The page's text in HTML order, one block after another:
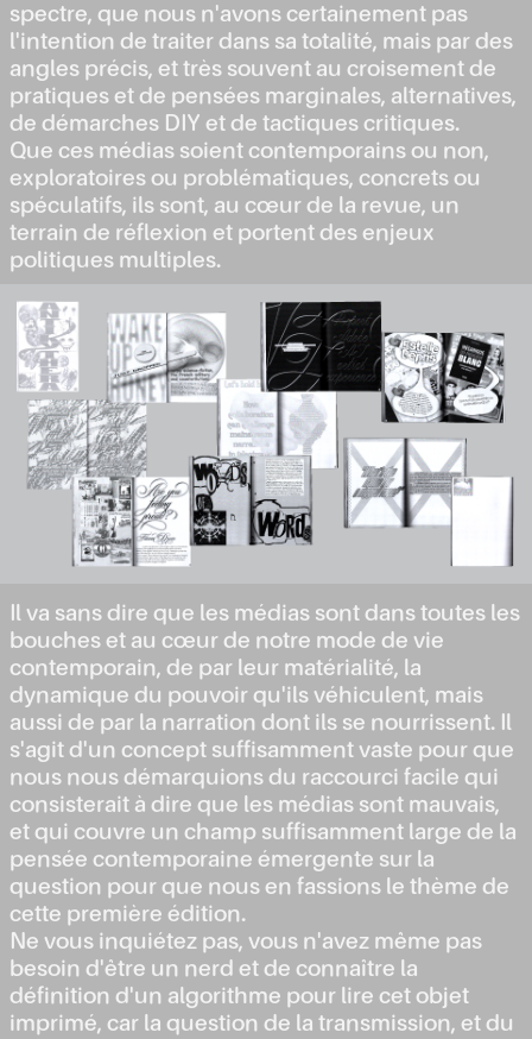
spectre, que nous n'avons certainement pas
l'intention de traiter dans sa totalité, mais par des
angles précis, et très souvent au croisement de
pratiques et de pensées marginales, alternatives,
de démarches DIY et de tactiques critiques.
Que ces médias soient contemporains ou non,
exploratoires ou problématiques, concrets ou
spéculatifs, ils sont, au cœur de la revue, un
terrain de réflexion et portent des enjeux
politiques multiples.
Il va sans dire que les médias sont dans toutes les
bouches et au cœur de notre mode de vie
contemporain, de par leur matérialité, la
dynamique du pouvoir qu'ils véhiculent, mais
aussi de par la narration dont ils se nourrissent. Il
s'agit d'un concept suffisamment vaste pour que
nous nous démarquions du raccourci facile qui
consisterait à dire que les médias sont mauvais,
et qui couvre un champ suffisamment large de la
pensée contemporaine émergente sur la
question pour que nous en fassions le thème de
cette première édition.
Ne vous inquiétez pas, vous n'avez même pas
besoin d'être un nerd et de connaître la
définition d'un algorithme pour lire cet objet
imprimé, car la question de la transmission, et du